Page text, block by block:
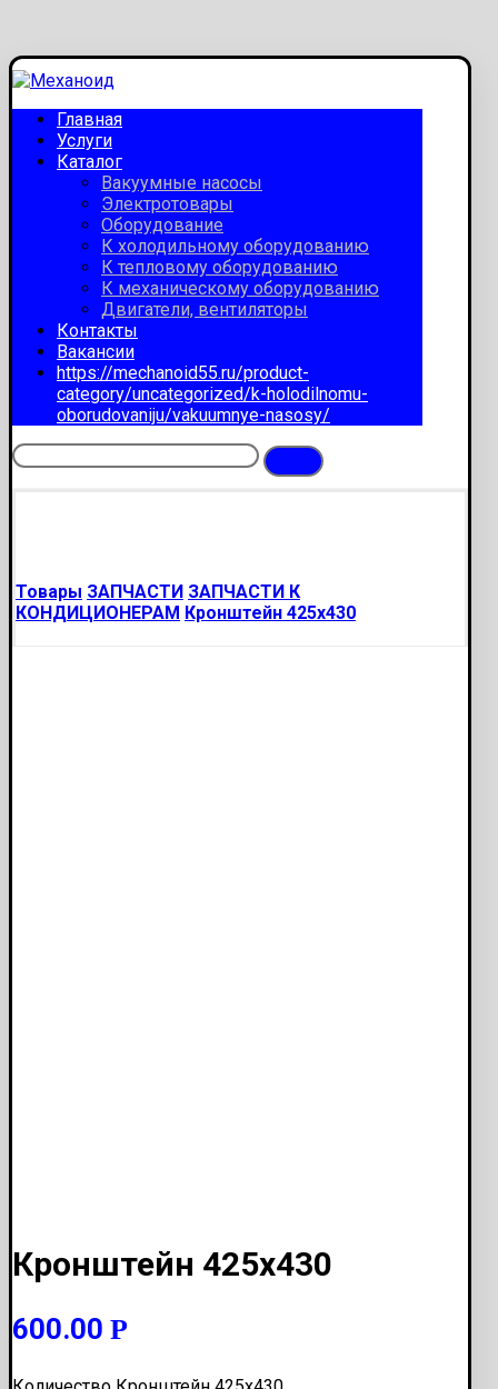
Главная
Услуги
Каталог
Вакуумные насосы
Электротовары
Оборудование
К холодильному оборудованию
К тепловому оборудованию
К механическому оборудованию
Двигатели, вентиляторы
Контакты
Вакансии
https://mechanoid55.ru/product-
category/uncategorized/k-holodilnomu-
oborudovaniju/vakuumnye-nasosy/
Товары ЗАПЧАСТИ ЗАПЧАСТИ К
КОНДИЦИОНЕРАМ Кронштейн 425х430
Кронштейн 425х430
600.00 Р